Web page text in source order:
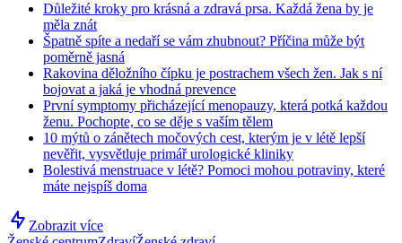
Důležité kroky pro krásná a zdravá prsa. Každá žena by je
měla znát
Špatně spíte a nedaří se vám zhubnout? Příčina může být
poměrně jasná
Rakovina děložního čípku je postrachem všech žen. Jak s ní
bojovat a jaká je vhodná prevence
První symptomy přicházející menopauzy, která potká každou
ženu. Pochopte, co se děje s vaším tělem
10 mýtů o zánětech močových cest, kterým je v létě lepší
nevěřit, vysvětluje primář urologické kliniky
Bolestivá menstruace v létě? Pomoci mohou potraviny, které
máte nejspíš doma
Zobrazit více